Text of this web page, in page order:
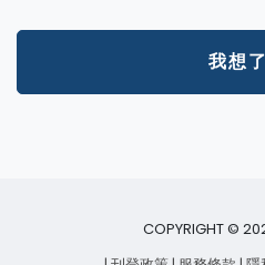
我想
COPYRIGHT ©